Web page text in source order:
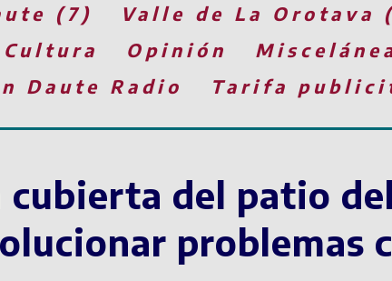
(7) Valle de La Orotava
Cultura Opinión
Daute Radio
Tarifa
cubierta del patio del
problemas